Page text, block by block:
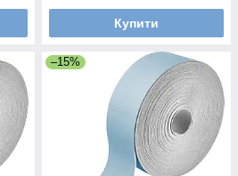
Купити
–15%